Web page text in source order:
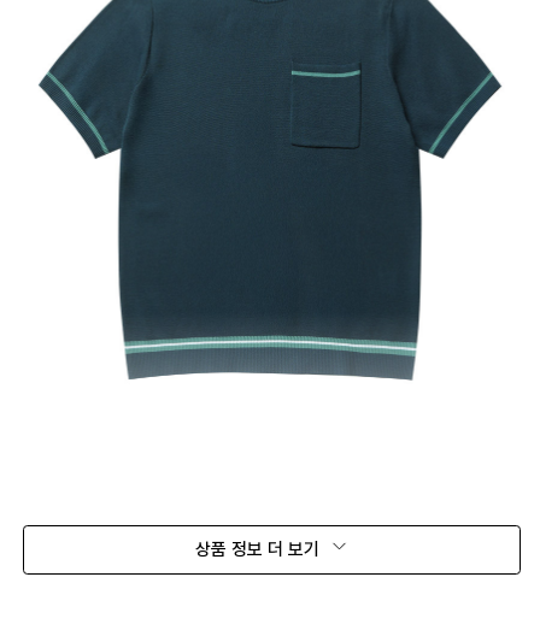
상품 정보 더 보기